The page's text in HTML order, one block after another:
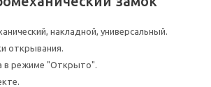
накладной, универсальный.
открывания.
в режиме "Открыто".